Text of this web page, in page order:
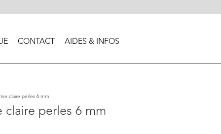
CONTACT AIDES & INFOS
claire perles 6 mm
claire perles 6 mm